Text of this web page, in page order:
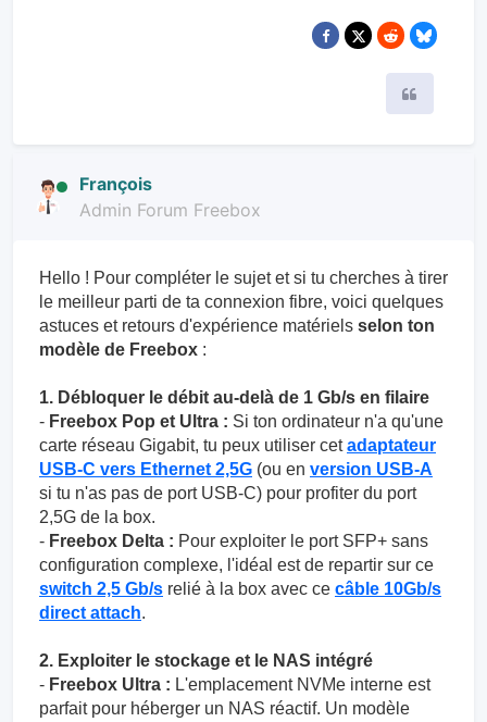
François
Admin Forum Freebox
Hello ! Pour compléter le sujet et si tu cherches à tirer
le meilleur parti de ta connexion fibre, voici quelques
astuces et retours d'expérience matériels selon ton
modèle de Freebox :
1. Débloquer le débit au-delà de 1 Gb/s en filaire
- Freebox Pop et Ultra : Si ton ordinateur n'a qu'une
carte réseau Gigabit, tu peux utiliser cetadaptateur
USB-C vers Ethernet 2,5G (ou en version USB-A
si tu n'as pas de port USB-C) pour profiter du port
2,5G de la box.
- Freebox Delta : Pour exploiter le port SFP+ sans
configuration complexe, l'idéal est de repartir sur ce
switch 2,5 Gb/s relié à la box avec ce câble 10Gb/s
direct attach.
2. Exploiter le stockage et le NAS intégré
- Freebox Ultra : L'emplacement NVMe interne est
parfait pour héberger un NAS réactif. Un modèle